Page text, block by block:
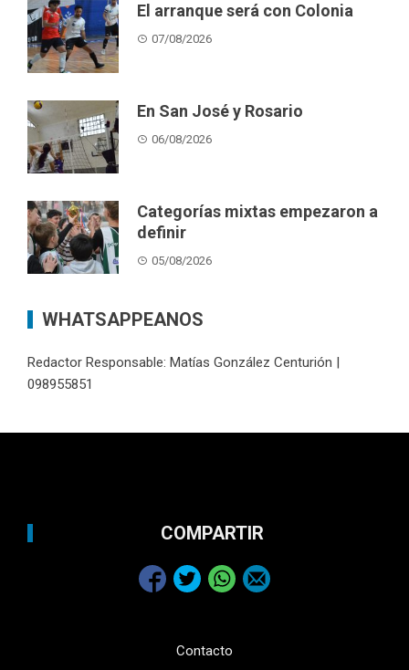
El arranque será con Colonia
07/08/2026
En San José y Rosario
06/08/2026
Categorías mixtas empezaron a
definir
05/08/2026
WHATSAPPEANOS
Redactor Responsable: Matías González Centurión |
098955851
COMPARTIR
Contacto